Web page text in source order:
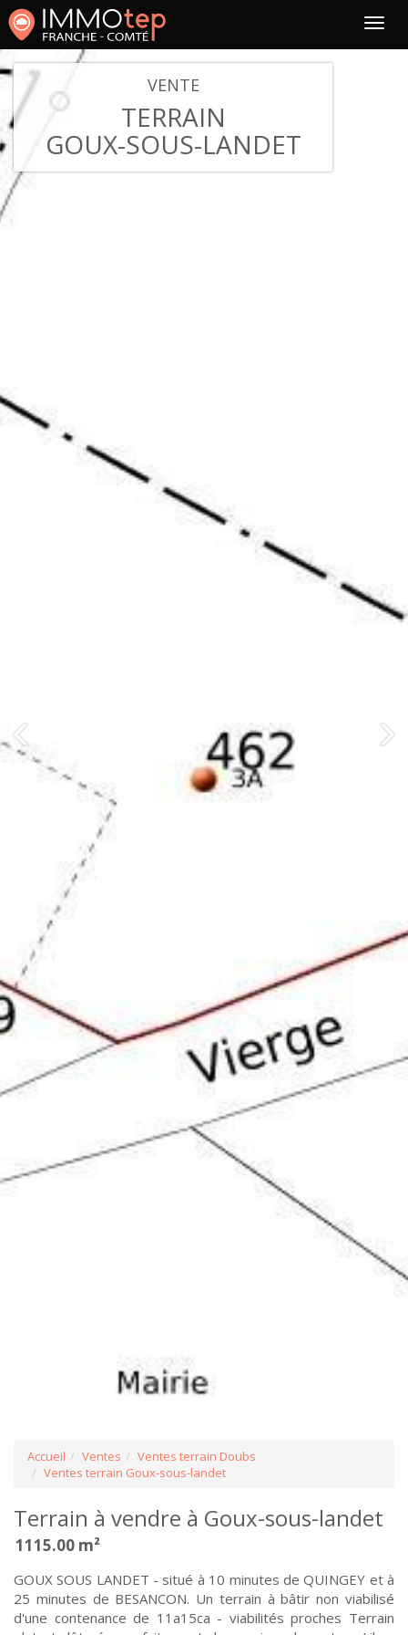
VENTE
TERRAIN
GOUX-SOUS-LANDET
Accueil Ventes
Ventes terrain Doubs
Ventes terrain Goux-sous-landet
Terrain à vendre à Goux-sous-landet
1115.00 m²
GOUX SOUS LANDET - situé à 10 minutes de QUINGEY et à
25 minutes de BESANCON. Un terrain à bâtir non viabilisé
d'une contenance de 11a15ca - viabilités proches Terrain